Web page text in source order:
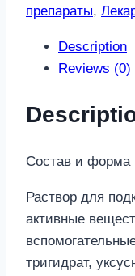
раствор
для
инъекций
препараты,
Description
Reviews (0)
Состав и форма
Раствор для
активные
тригидрат,